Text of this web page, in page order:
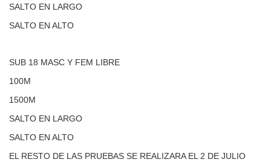
SALTO EN LARGO
SALTO EN ALTO
SUB 18 MASC Y FEM LIBRE
100M
1500M
SALTO EN LARGO
SALTO EN ALTO
EL RESTO DE LAS PRUEBAS SE REALIZARA EL 2 DE JULIO